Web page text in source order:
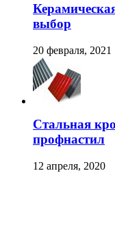
выбор
20 февраля, 2021
Стальная
профнастил
12 апреля, 2020